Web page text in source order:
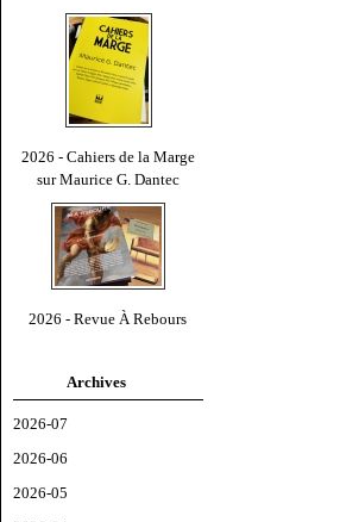
2026 - Cahiers de la Marge
sur Maurice G. Dantec
2026 - Revue À Rebours
Archives
2026-07
2026-06
2026-05